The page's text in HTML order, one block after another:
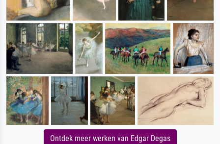
Ontdek meer werken van Edgar Degas